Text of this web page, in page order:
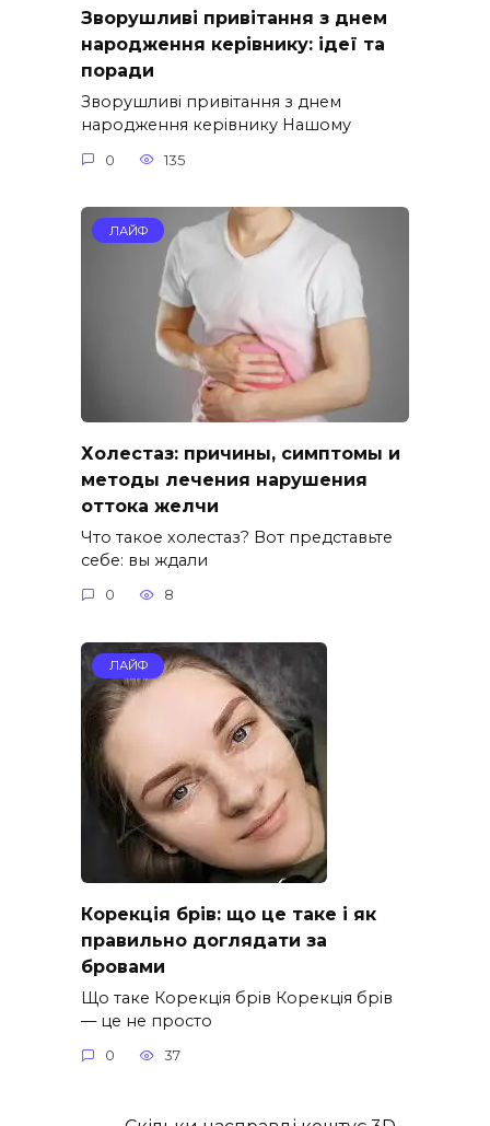
Зворушливі привітання з днем
народження керівнику: ідеї та
поради
Зворушливі привітання з днем
народження керівнику Нашому
0 135
ЛАЙФ
Холестаз: причины, симптомы и
методы лечения нарушения
оттока желчи
Что такое холестаз? Вот представьте
себе: вы ждали
0 8
ЛАЙФ
Корекція брів: що це таке і як
правильно доглядати за
бровами
Що таке Корекція брів Корекція брів
— це не просто
0 37